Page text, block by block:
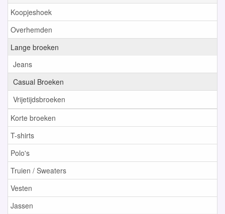
Koopjeshoek
Overhemden
Lange broeken
Jeans
Casual Broeken
Vrijetijdsbroeken
Korte broeken
T-shirts
Polo's
Truien / Sweaters
Vesten
Jassen